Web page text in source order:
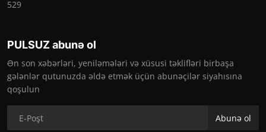
529
PULSUZ abunə ol
Ən son xəbərləri, yeniləmələri və xüsusi təklifləri birbaşa
gələnlər qutunuzda əldə etmək üçün abunəçilər siyahısına
qoşulun
Abunə ol